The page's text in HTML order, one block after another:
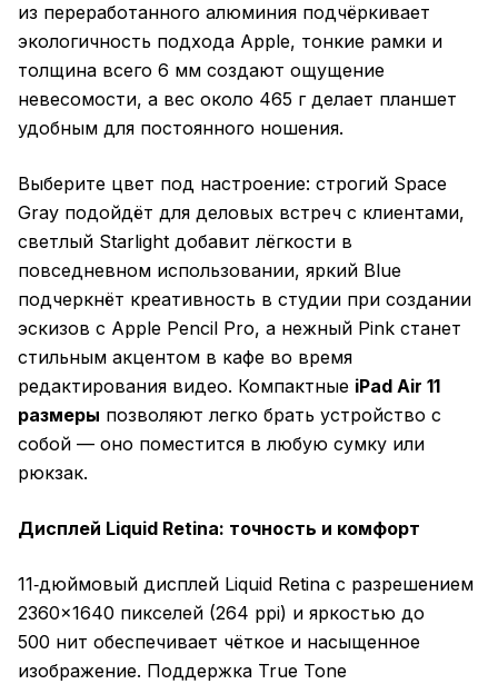
из переработанного алюминия подчёркивает
экологичность подхода Apple, тонкие рамки и
толщина всего 6 мм создают ощущение
невесомости, а вес около 465 г делает планшет
удобным для постоянного ношения.
Выберите цвет под настроение: строгий Space
Gray подойдёт для деловых встреч с клиентами,
светлый Starlight добавит лёгкости в
повседневном использовании, яркий Blue
подчеркнёт креативность в студии при создании
эскизов с Apple Pencil Pro, а нежный Pink станет
стильным акцентом в кафе во время
редактирования видео. Компактные iPad Air 11
размеры позволяют легко брать устройство с
собой — оно поместится в любую сумку или
рюкзак.
Дисплей Liquid Retina: точность и комфорт
11‑дюймовый дисплей Liquid Retina с разрешением
2360×1640 пикселей (264 ppi) и яркостью до
500 нит обеспечивает чёткое и насыщенное
изображение. Поддержка True Tone